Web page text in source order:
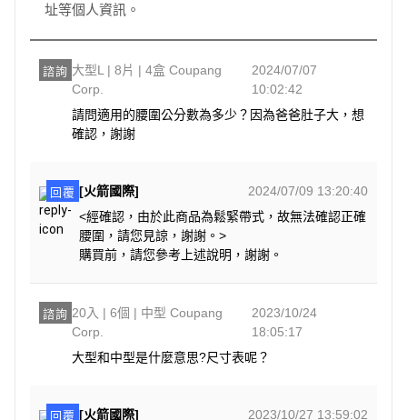
址等個人資訊。
諮詢 大型L | 8片 | 4盒 Coupang
Corp.
2024/07/07
10:02:42
請問適用的腰圍公分數為多少？因為爸爸肚子大，想
確認，謝謝
回覆 [火箭國際]
2024/07/09 13:20:40
<經確認，由於此商品為鬆緊帶式，故無法確認正確
腰圍，請您見諒，謝謝。>
購買前，請您參考上述說明，謝謝。
諮詢 20入 | 6個 | 中型 Coupang
Corp.
2023/10/24
18:05:17
大型和中型是什麼意思?尺寸表呢？
回覆 [火箭國際] 2023/10/27 13:59:02